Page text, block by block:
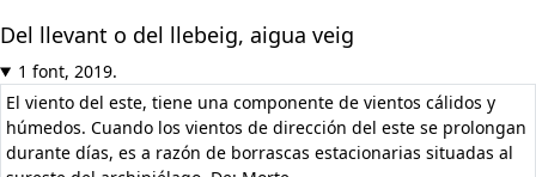
Del llevant o del llebeig, aigua veig
1 font, 2019.
El viento del este, tiene una componente de vientos cálidos y
húmedos. Cuando los vientos de dirección del este se prolongan
durante días, es a razón de borrascas estacionarias situadas al